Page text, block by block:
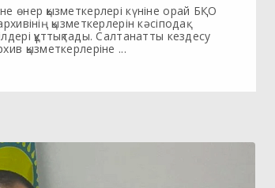
өнер қызметкерлері күніне орай БҚО
қызметкерлерін кәсіподақ
құттықтады. Салтанатты кездесу
қызметкерлеріне ...